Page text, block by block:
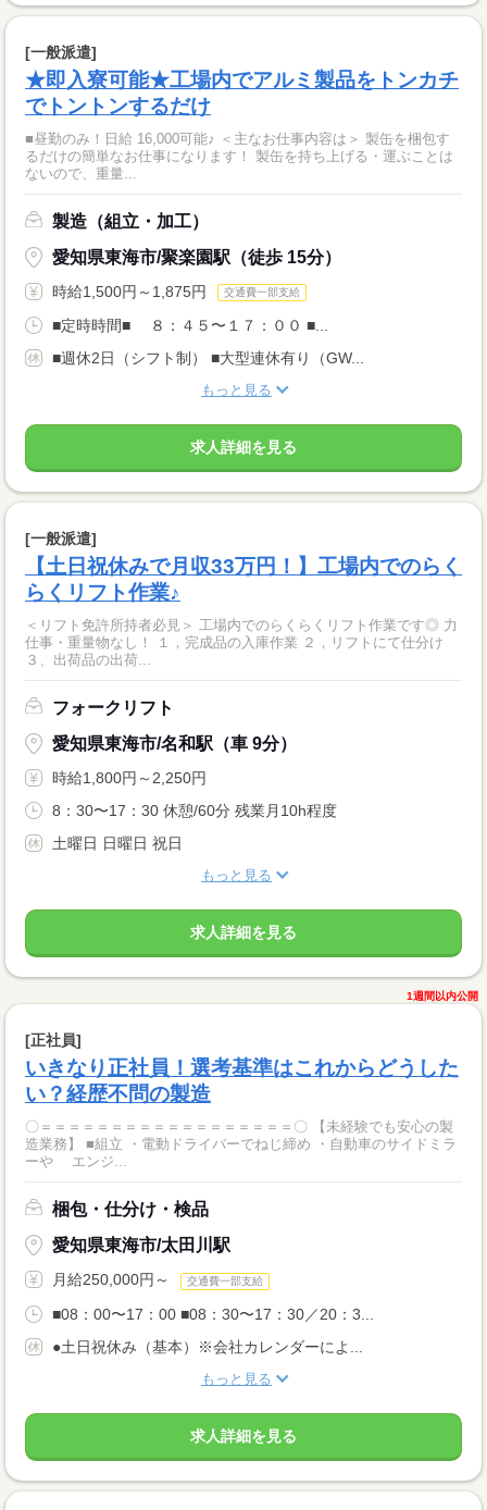
[一般派遣]
★即入寮可能★工場内でアルミ製品をトンカチ
でトントンするだけ
■昼勤のみ！日給 16,000可能♪ ＜主なお仕事内容は＞ 製缶を梱包す
るだけの簡単なお仕事になります！ 製缶を持ち上げる・運ぶことは
ないので、重量...
製造（組立・加工）
愛知県東海市/聚楽園駅（徒歩 15分）
時給1,500円～1,875円 交通費一部支給
■定時時間■ ８：４５〜１７：００ ■...
■週休2日（シフト制） ■大型連休有り（GW...
もっと見る
求人詳細を見る
[一般派遣]
【土日祝休みで月収33万円！】工場内でのらく
らくリフト作業♪
＜リフト免許所持者必見＞ 工場内でのらくらくリフト作業です◎ 力
仕事・重量物なし！ １，完成品の入庫作業 ２，リフトにて仕分け
３、出荷品の出荷...
フォークリフト
愛知県東海市/名和駅（車 9分）
時給1,800円～2,250円
8：30〜17：30 休憩/60分 残業月10h程度
土曜日 日曜日 祝日
もっと見る
求人詳細を見る
1週間以内公開
[正社員]
いきなり正社員！選考基準はこれからどうした
い？経歴不問の製造
〇＝＝＝＝＝＝＝＝＝＝＝＝＝＝＝＝＝＝〇 【未経験でも安心の製
造業務】 ■組立 ・電動ドライバーでねじ締め ・自動車のサイドミラ
ーや エンジ...
梱包・仕分け・検品
愛知県東海市/太田川駅
月給250,000円～ 交通費一部支給
■08：00〜17：00 ■08：30〜17：30／20：3...
●土日祝休み（基本）※会社カレンダーによ...
もっと見る
求人詳細を見る